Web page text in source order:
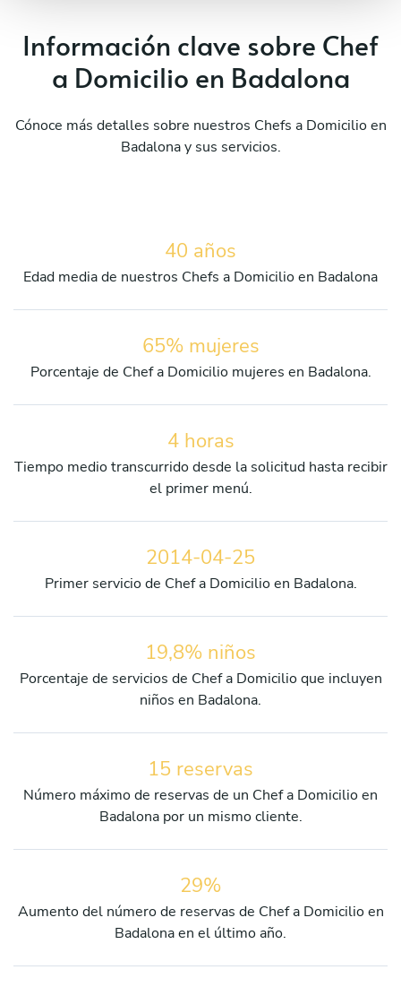
Información clave sobre Chef
a Domicilio en Badalona
Cónoce más detalles sobre nuestros Chefs a Domicilio en
Badalona y sus servicios.
40 años
Edad media de nuestros Chefs a Domicilio en Badalona
65% mujeres
Porcentaje de Chef a Domicilio mujeres en Badalona.
4 horas
Tiempo medio transcurrido desde la solicitud hasta recibir
el primer menú.
2014-04-25
Primer servicio de Chef a Domicilio en Badalona.
19,8% niños
Porcentaje de servicios de Chef a Domicilio que incluyen
niños en Badalona.
15 reservas
Número máximo de reservas de un Chef a Domicilio en
Badalona por un mismo cliente.
29%
Aumento del número de reservas de Chef a Domicilio en
Badalona en el último año.